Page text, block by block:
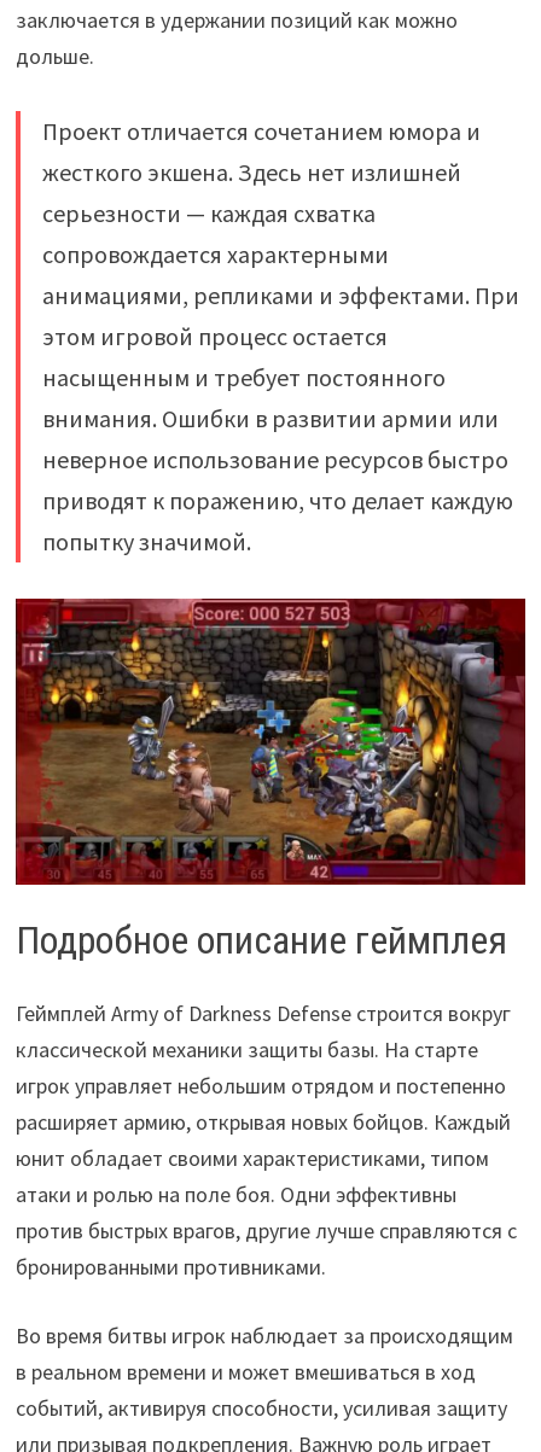
заключается в удержании позиций как можно
дольше.
Проект отличается сочетанием юмора и
жесткого экшена. Здесь нет излишней
серьезности — каждая схватка
сопровождается характерными
анимациями, репликами и эффектами. При
этом игровой процесс остается
насыщенным и требует постоянного
внимания. Ошибки в развитии армии или
неверное использование ресурсов быстро
приводят к поражению, что делает каждую
попытку значимой.
Подробное описание геймплея
Геймплей Army of Darkness Defense строится вокруг
классической механики защиты базы. На старте
игрок управляет небольшим отрядом и постепенно
расширяет армию, открывая новых бойцов. Каждый
юнит обладает своими характеристиками, типом
атаки и ролью на поле боя. Одни эффективны
против быстрых врагов, другие лучше справляются с
бронированными противниками.
Во время битвы игрок наблюдает за происходящим
в реальном времени и может вмешиваться в ход
событий, активируя способности, усиливая защиту
или призывая подкрепления. Важную роль играет